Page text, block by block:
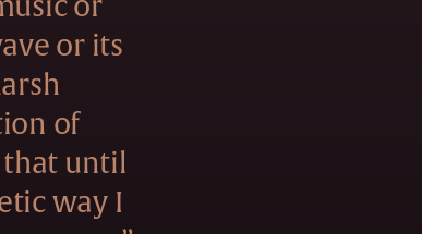
or its
of
that until
way I